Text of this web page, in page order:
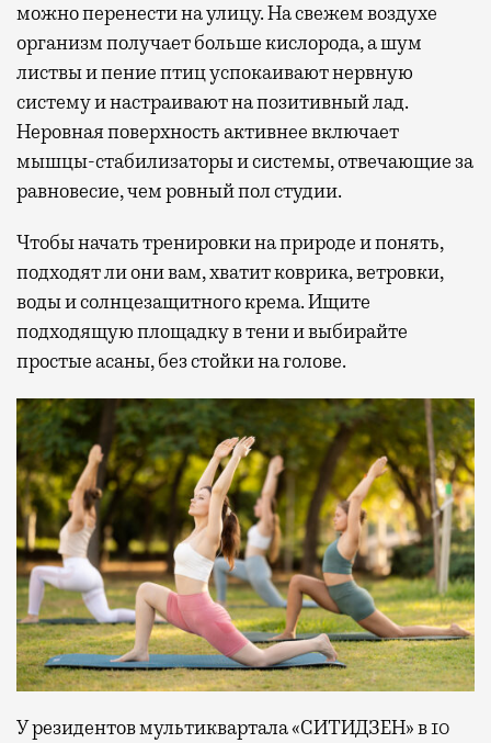
можно перенести на улицу. На свежем воздухе
организм получает больше кислорода, а шум
листвы и пение птиц успокаивают нервную
систему и настраивают на позитивный лад.
Неровная поверхность активнее включает
мышцы-стабилизаторы и системы, отвечающие за
равновесие, чем ровный пол студии.
Чтобы начать тренировки на природе и понять,
подходят ли они вам, хватит коврика, ветровки,
воды и солнцезащитного крема. Ищите
подходящую площадку в тени и выбирайте
простые асаны, без стойки на голове.
У резидентов мультиквартала «СИТИДЗЕН» в 10